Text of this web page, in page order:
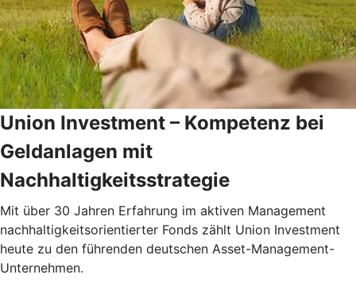
Union Investment – Kompetenz bei
Geldanlagen mit
Nachhaltigkeitsstrategie
Mit über 30 Jahren Erfahrung im aktiven Management
nachhaltigkeitsorientierter Fonds zählt Union Investment
heute zu den führenden deutschen Asset-Management-
Unternehmen.